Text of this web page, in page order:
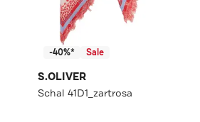
-40%* Sale
S.OLIVER
Schal 41D1_zartrosa